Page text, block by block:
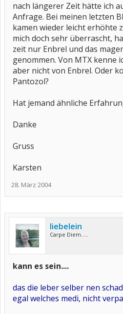
nach längerer Zeit hätte ich
Anfrage. Bei meinen letzten
kamen wieder leicht erhöhte
mich doch sehr überrascht,
zeit nur Enbrel und das
genommen. Von MTX kenne
aber nicht von Enbrel. Oder
Pantozol?
Hat jemand ähnliche
Danke
Gruss
Karsten
28. März 2004
liebelein
Carpe Diem.....
kann es sein....
das die leber selber nen
egal welches medi, nicht